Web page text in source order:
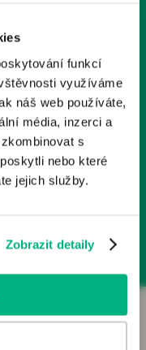
funkcí
využíváme
náš web používáte,
média, inzerci a
s
nebo které
jejich služby.
Zobrazit detaily
určeny laické
1995 Sb., o regulaci
předepisovat
vstoupí
nesprávného
potvrzujete, že:
o regulaci
se jiná osoba než